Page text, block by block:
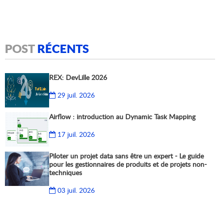
POST RÉCENTS
REX: DevLille 2026
29 juil. 2026
Airflow : introduction au Dynamic Task Mapping
17 juil. 2026
Piloter un projet data sans être un expert - Le guide
pour les gestionnaires de produits et de projets non-
techniques
03 juil. 2026